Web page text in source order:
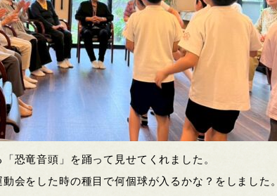
恐竜音頭」を踊って見せてくれました。
会をした時の種目で何個球が入るかな？をしました。